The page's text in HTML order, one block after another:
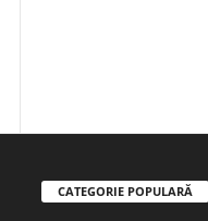
CATEGORIE POPULARĂ